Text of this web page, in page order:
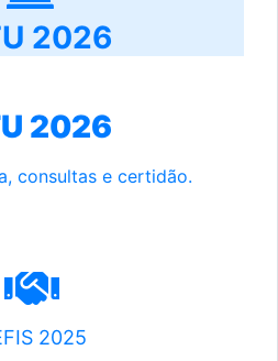
2026
2026
consultas e certidão.
2025